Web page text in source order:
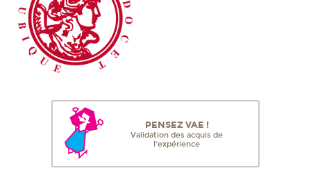
PENSEZ VAE !
Validation des acquis de
l'expérience